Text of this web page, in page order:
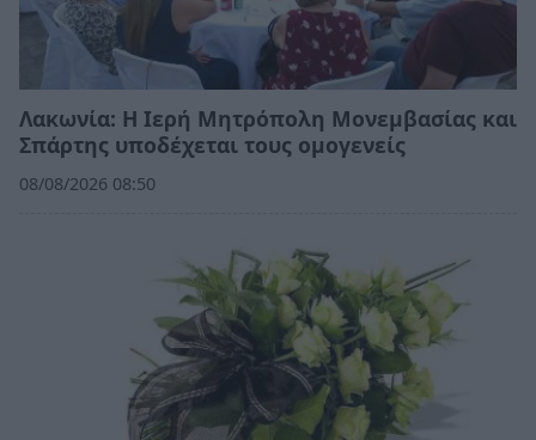
Λακωνία: Η Ιερή Μητρόπολη Μονεμβασίας και
Σπάρτης υποδέχεται τους ομογενείς
08/08/2026 08:50